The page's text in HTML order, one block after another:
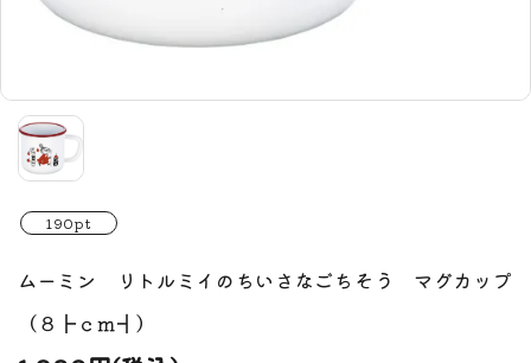
190pt
ムーミン リトルミイのちいさなごちそう マグカップ
（８┣ｃｍ┫）